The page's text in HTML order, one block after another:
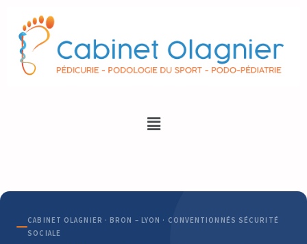
CABINET OLAGNIER · BRON – LYON · CONVENTIONNÉS SÉCURITÉ
SOCIALE